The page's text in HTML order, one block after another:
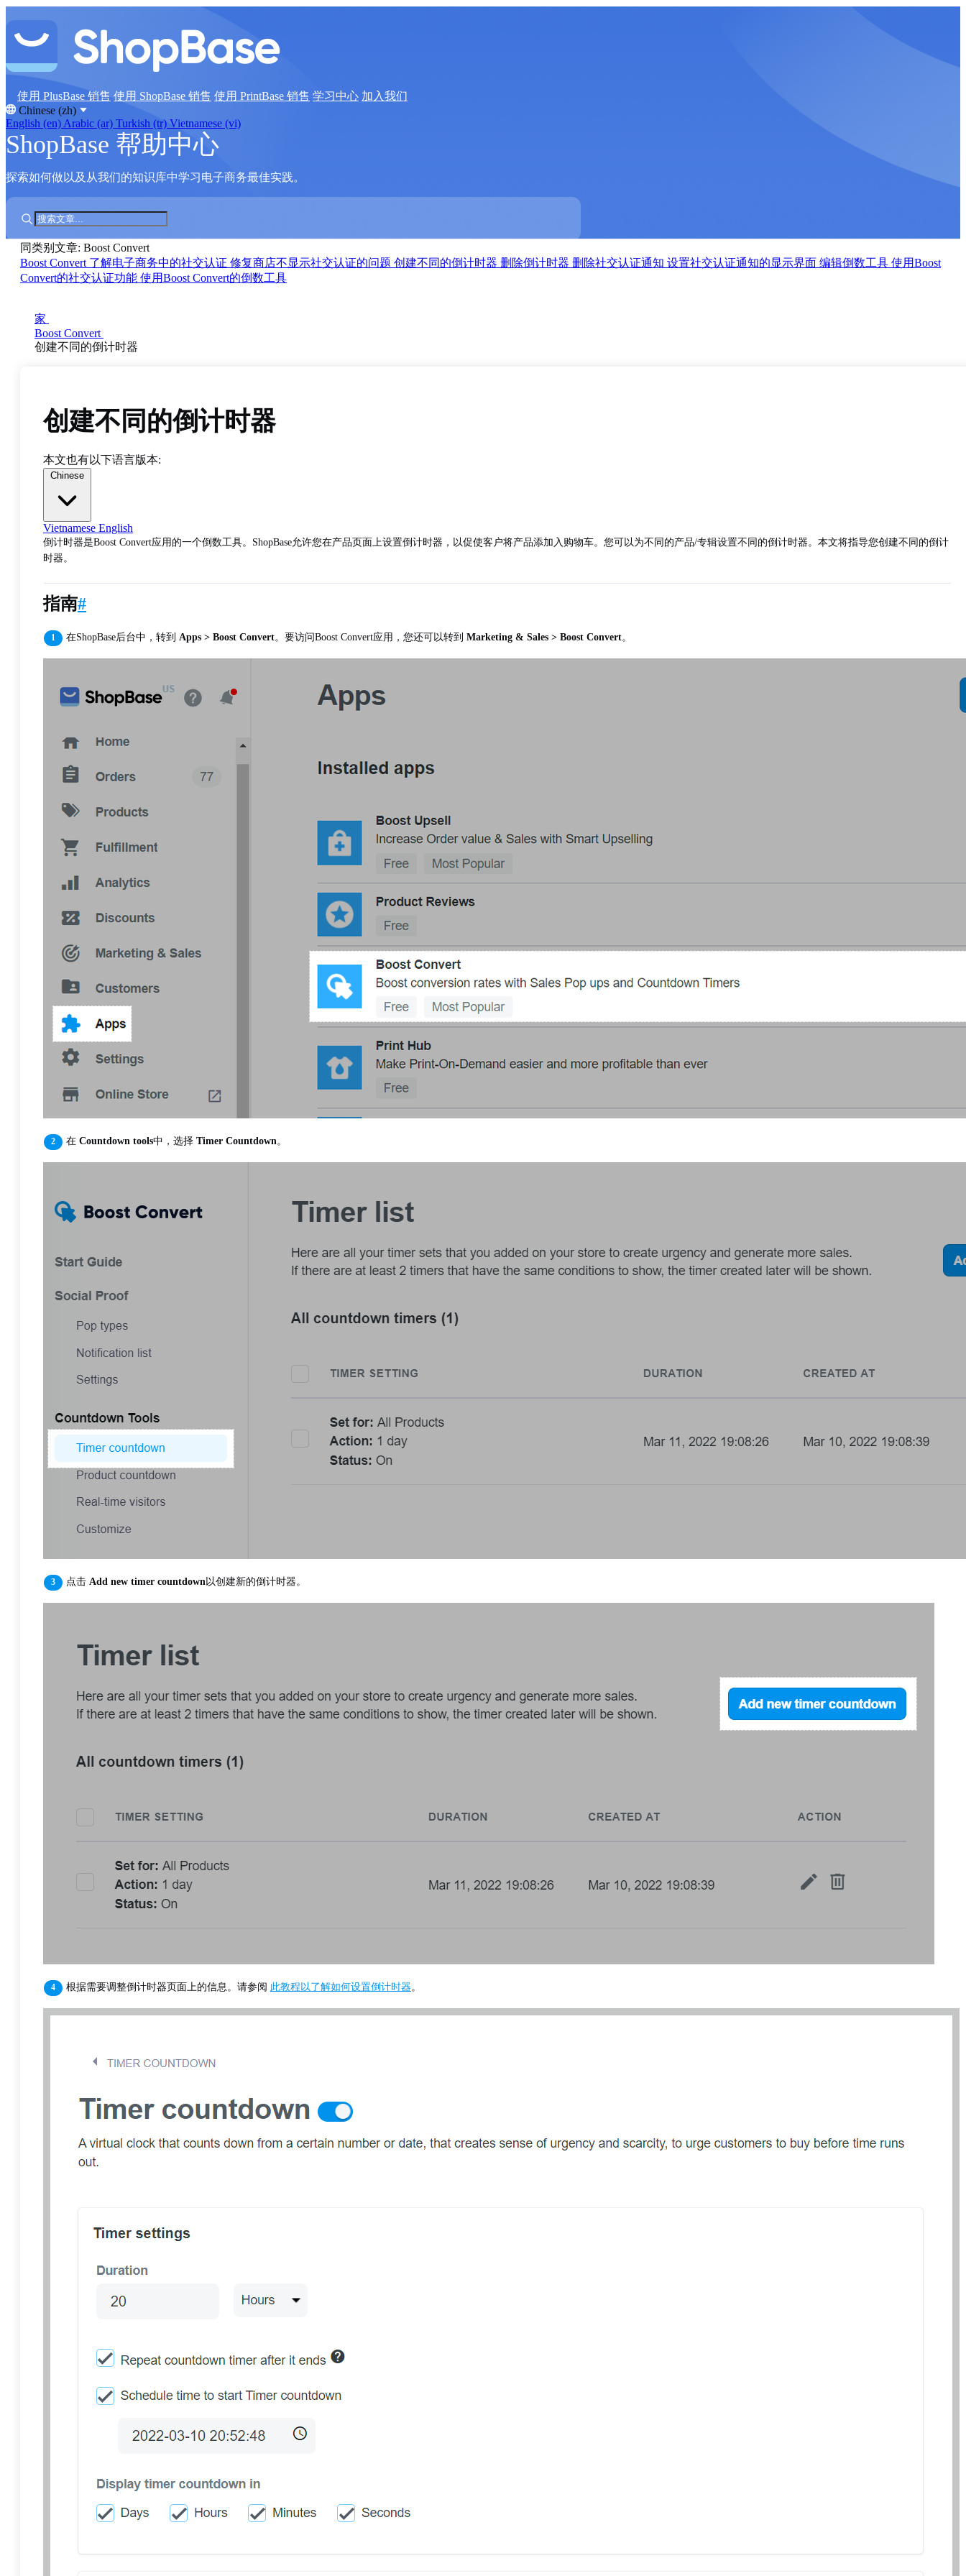
使用 PlusBase 销售 使用 ShopBase 销售 使用 PrintBase 销售 学习中心 加入我们
Chinese (zh)
English (en) Arabic (ar) Turkish (tr) Vietnamese (vi)
ShopBase 帮助中心
探索如何做以及从我们的知识库中学习电子商务最佳实践。
同类别文章: Boost Convert
Boost Convert 了解电子商务中的社交认证 修复商店不显示社交认证的问题 创建不同的倒计时器 删除倒计时器 删除社交认证通知 设置社交认证通知的显示界面 编辑倒数工具 使用Boost
Convert的社交认证功能 使用Boost Convert的倒数工具
家
Boost Convert
创建不同的倒计时器
创建不同的倒计时器
本文也有以下语言版本:
Chinese
Vietnamese English
倒计时器是Boost Convert应用的一个倒数工具。ShopBase允许您在产品页面上设置倒计时器，以促使客户将产品添加入购物车。您可以为不同的产品/专辑设置不同的倒计时器。本文将指导您创建不同的倒计
时器。
指南#
在ShopBase后台中，转到 Apps > Boost Convert。要访问Boost Convert应用，您还可以转到 Marketing & Sales > Boost Convert。
在 Countdown tools中，选择 Timer Countdown。
点击 Add new timer countdown以创建新的倒计时器。
根据需要调整倒计时器页面上的信息。请参阅 此教程以了解如何设置倒计时器。